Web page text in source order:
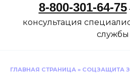
8-800-301-64-75
консультация
службы
ГЛАВНАЯ СТРАНИЦА » СОЦЗАЩИТА